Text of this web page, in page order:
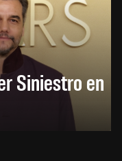
Siniestro en